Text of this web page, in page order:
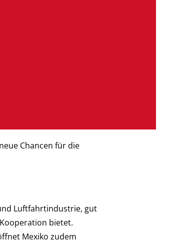
Chancen für die
Luftfahrtindustrie, gut
bietet.
Mexiko zudem